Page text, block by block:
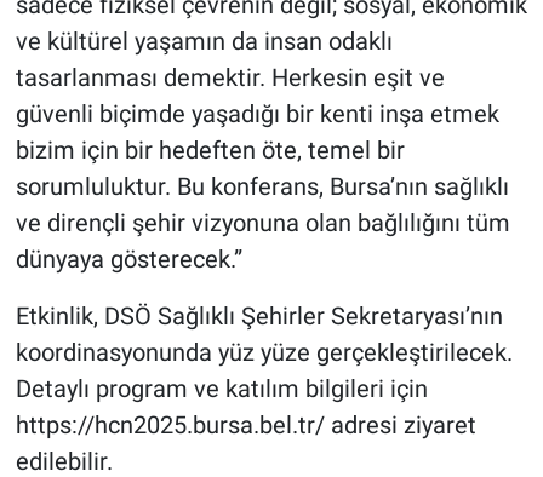
ve kültürel yaşamın da insan odaklı
tasarlanması demektir. Herkesin eşit ve
güvenli biçimde yaşadığı bir kenti inşa etmek
bizim için bir hedeften öte, temel bir
sorumluluktur. Bu konferans, Bursa’nın sağlıklı
ve dirençli şehir vizyonuna olan bağlılığını tüm
dünyaya gösterecek.”
Etkinlik, DSÖ Sağlıklı Şehirler Sekretaryası’nın
koordinasyonunda yüz yüze gerçekleştirilecek.
Detaylı program ve katılım bilgileri için
https://hcn2025.bursa.bel.tr/ adresi ziyaret
edilebilir.